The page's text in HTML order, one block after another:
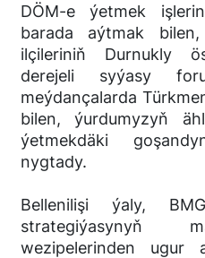
DÖM-e ýetmek
barada aýtmak
ilçileriniň Durnukly
derejeli syýasy
meýdançalarda
bilen, ýurdumyzyň
ýetmekdäki
nygtady.
Bellenilişi ýaly,
strategiýasynyň
wezipelerinden ugur